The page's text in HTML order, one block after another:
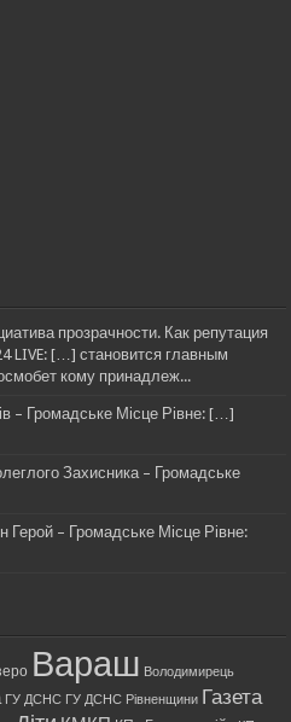
прозрачности. Как репутация
LIVE: […] становится главным
кому принадлеж...
– Громадське Місце Рівне: […]
Захисника – Громадське
Герой – Громадське Місце Рівне:
Вараш Володимирець
ГУ ДСНС ГУ ДСНС Рівненщини Газета